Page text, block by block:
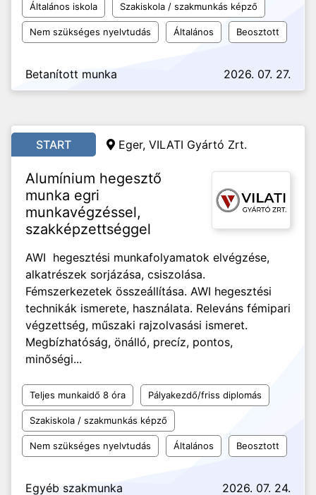
Általános iskola Szakiskola / szakmunkás képző
Nem szükséges nyelvtudás Általános Beosztott
Betanított munka 2026. 07. 27.
START Eger, VILATI Gyártó Zrt.
Alumínium hegesztő
munka egri
munkavégzéssel,
szakképzettséggel
AWI hegesztési munkafolyamatok elvégzése,
alkatrészek sorjázása, csiszolása.
Fémszerkezetek összeállítása. AWI hegesztési
technikák ismerete, használata. Releváns fémipari
végzettség, műszaki rajzolvasási ismeret.
Megbízhatóság, önálló, precíz, pontos,
minőségi...
Teljes munkaidő 8 óra Pályakezdő/friss diplomás
Szakiskola / szakmunkás képző
Nem szükséges nyelvtudás Általános Beosztott
Egyéb szakmunka 2026. 07. 24.